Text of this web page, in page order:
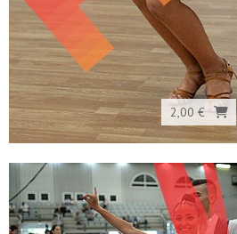
2,00 €